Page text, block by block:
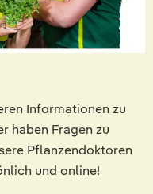
Informationen zu
haben Fragen zu
Pflanzendoktoren
und online!